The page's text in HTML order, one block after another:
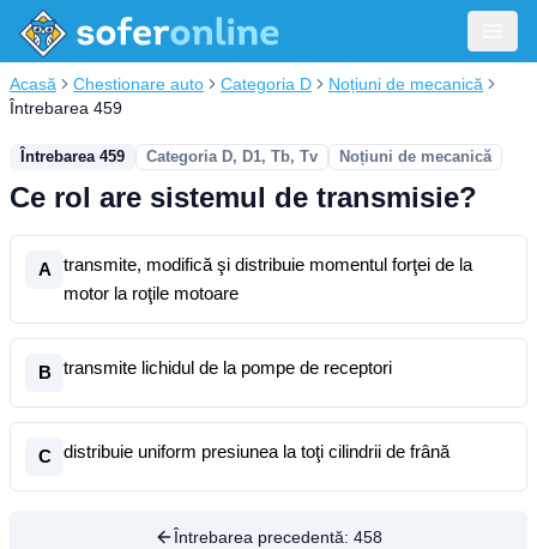
Acasă Chestionare auto Categoria D
Noțiuni de mecanică
Întrebarea 459
Întrebarea 459 Categoria D, D1, Tb, Tv Noțiuni de mecanică
Ce rol are sistemul de transmisie?
A
transmite, modifică şi distribuie momentul forţei de la
motor la roţile motoare
B transmite lichidul de la pompe de receptori
C distribuie uniform presiunea la toţi cilindrii de frână
Întrebarea precedentă: 458